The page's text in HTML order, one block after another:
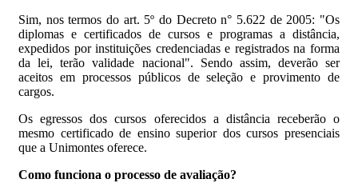
Sim, nos termos do art. 5º do Decreto n° 5.622 de 2005: "Os
diplomas e certificados de cursos e programas a distância,
expedidos por instituições credenciadas e registrados na forma
da lei, terão validade nacional". Sendo assim, deverão ser
aceitos em processos públicos de seleção e provimento de
cargos.
Os egressos dos cursos oferecidos a distância receberão o
mesmo certificado de ensino superior dos cursos presenciais
que a Unimontes oferece.
Como funciona o processo de avaliação?